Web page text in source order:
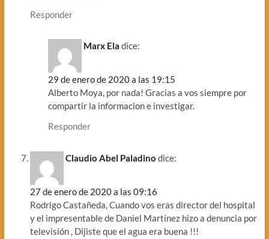
Responder
Marx Ela dice:
29 de enero de 2020 a las 19:15
Alberto Moya, por nada! Gracias a vos siempre por
compartir la informacion e investigar.
Responder
Claudio Abel Paladino dice:
27 de enero de 2020 a las 09:16
Rodrigo Castañeda, Cuando vos eras director del hospital
y el impresentable de Daniel Martínez hizo a denuncia por
televisión , Dijiste que el agua era buena !!!